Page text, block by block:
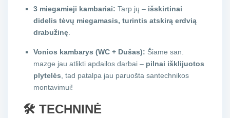
3 miegamieji kambariai: Tarp jų – išskirtinai
didelis tėvų miegamasis, turintis atskirą erdvią
drabužinę.
Vonios kambarys (WC + Dušas): Šiame san.
mazge jau atlikti apdailos darbai – pilnai išklijuotos
plytelės, tad patalpa jau paruošta santechnikos
montavimui!
🛠️ TECHNINĖ